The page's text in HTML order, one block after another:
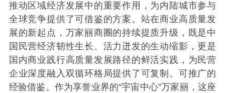
推动区域经济发展中的重要作用，为内陆城市参与
全球竞争提供了可借鉴的方案。站在商业高质量发
展的新起点，万家丽商圈的持续提质升级，既是中
国民营经济韧性生长、活力迸发的生动缩影，更是
国内商业践行高质量发展路径的鲜活实践，为民营
企业深度融入双循环格局提供了可复制、可推广的
经验借鉴。作为享誉业界的“宇宙中心”万家丽，这座